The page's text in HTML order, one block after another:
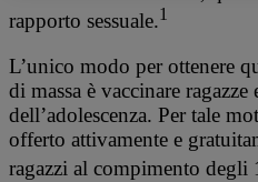
rapporto sessuale.1
L’unico modo per ottenere
di massa è vaccinare
dell’adolescenza. Per tale
offerto attivamente e
ragazzi al compimento degli